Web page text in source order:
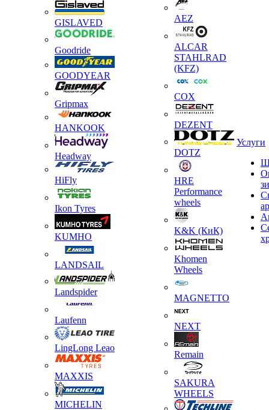
GISLAVED
Goodride
GOODYEAR
Gripmax
HANKOOK
Headway
HiFly
Ikon Tyres
KUMHO
LANDSAIL
Landspider
Laufenn
LingLong Leao
MAXXIS
MICHELIN
AEZ
ALCAR
STAHLRAD
(KFZ)
COX
DEZENT
DOTZ
HRE
Performance
wheels
K&K (КиК)
Khomen
Wheels
MAGNETTO
NEXT
Remain
SAKURA
WHEELS
Услуги